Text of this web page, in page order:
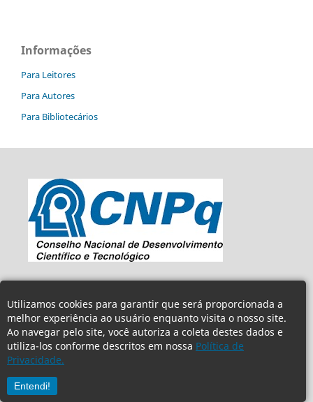
Utilizamos cookies para garantir que será proporcionada a
melhor experiência ao usuário enquanto visita o nosso site.
Ao navegar pelo site, você autoriza a coleta destes dados e
utiliza-los conforme descritos em nossa Política de
Privacidade.
Entendi!
Informações
Para Leitores
Para Autores
Para Bibliotecários